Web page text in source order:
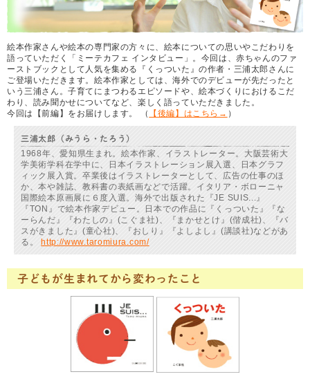
絵本作家さんや絵本の専門家の方々に、絵本についての思いやこだわりを
語っていただく「ミーテカフェ インタビュー」。今回は、赤ちゃんのファ
ーストブックとして人気を集める『くっついた』の作者・三浦太郎さんに
ご登場いただきます。絵本作家としては、海外でのデビューが先だったと
いう三浦さん。子育てにまつわるエピソードや、絵本づくりにおけるこだ
わり、読み聞かせについてなど、楽しく語っていただきました。
今回は【前編】をお届けします。 （
【後編】はこちら→ ）
三浦太郎（みうら・たろう）
1968年、愛知県生まれ。絵本作家、イラストレーター。大阪芸術大
学美術学科在学中に、日本イラストレーション展入選、日本グラフ
ィック展入賞。卒業後はイラストレーターとして、広告の仕事のほ
か、本や雑誌、教科書の表紙画などで活躍。イタリア・ボローニャ
国際絵本原画展に６度入選。海外で出版された『JE SUIS...』
『TON』で絵本作家デビュー。日本での作品に『くっついた』『な
ーらんだ』『わたしの』(こぐま社)、『まかせとけ』(偕成社)、『バ
スがきました』(童心社)、『おしり』『よしよし』(講談社)などがあ
る。
http://www.taromiura.com/
子どもが生まれてから変わったこと